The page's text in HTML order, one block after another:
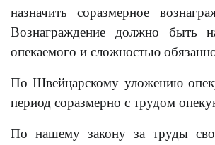
назначить соразмерное
Вознаграждение должно быть
опекаемого и сложностью
По Швейцарскому уложению
период соразмерно с трудом
По нашему закону за труды